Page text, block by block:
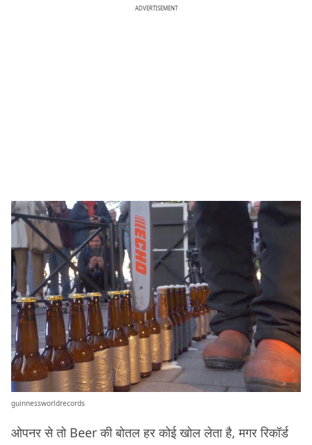
ADVERTISEMENT
guinnessworldrecords
ओपनर से तो Beer की बोतल हर कोई खोल लेता है, मगर रिकॉर्ड